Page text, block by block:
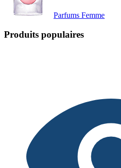
Parfums Femme
Produits populaires